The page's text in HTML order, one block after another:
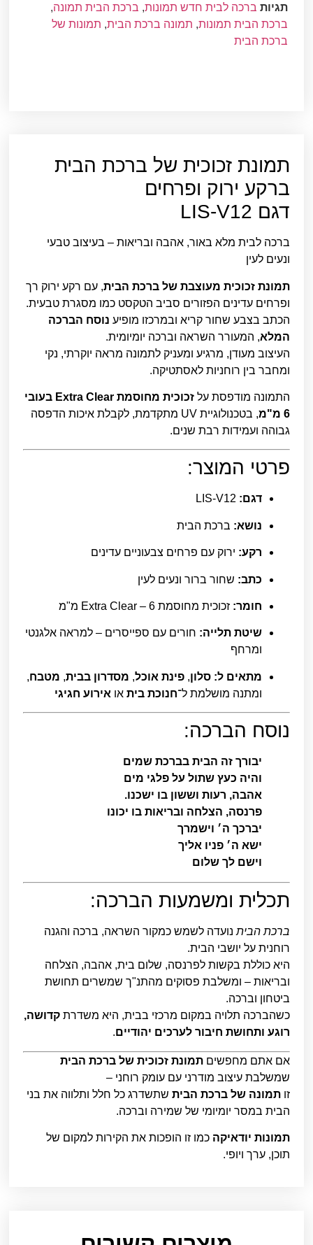
תגיות ברכה לבית חדש תמונות, ברכת הבית תמונה,
ברכת הבית תמונות, תמונה ברכת הבית, תמונות של
ברכת הבית
תמונת זכוכית של ברכת הבית
ברקע ירוק ופרחים
דגם LIS-V12
ברכה לבית מלא באור, אהבה ובריאות – בעיצוב טבעי
ונעים לעין
תמונת זכוכית מעוצבת של ברכת הבית, עם רקע ירוק רך
ופרחים עדינים הפזורים סביב הטקסט כמו מסגרת טבעית.
הכתב בצבע שחור קריא ובמרכזו מופיע נוסח הברכה
המלא, המעורר השראה וברכה יומיומית.
העיצוב מעודן, מרגיע ומעניק לתמונה מראה יוקרתי, נקי
ומחבר בין רוחניות לאסתטיקה.
התמונה מודפסת על
זכוכית מחוסמת Extra Clear בעובי
6 מ"מ
, בטכנולוגיית UV מתקדמת, לקבלת איכות הדפסה
גבוהה ועמידות רבת שנים.
פרטי המוצר:
דגם: LIS-V12
נושא: ברכת הבית
רקע: ירוק עם פרחים צבעוניים עדינים
כתב: שחור ברור ונעים לעין
חומר: זכוכית מחוסמת Extra Clear – 6 מ"מ
שיטת תלייה: חורים עם ספייסרים – למראה אלגנטי
ומרחף
מתאים ל: סלון,פינת אוכל, מסדרון בבית, מטבח,
ומתנה מושלמת ל־חנוכת בית או אירוע חגיגי
נוסח הברכה:
יבורך זה הבית בברכת שמים
והיה כעץ שתול על פלגי מים
אהבה, רעות וששון בו ישכנו.
פרנסה, הצלחה ובריאות בו יכונו
יברכך ה׳ וישמרך
ישא ה׳ פניו אליך
וישם לך שלום
תכלית ומשמעות הברכה:
ברכת הבית נועדה לשמש כמקור השראה, ברכה והגנה
רוחנית על יושבי הבית.
היא כוללת בקשות לפרנסה, שלום בית, אהבה, הצלחה
ובריאות – ומשלבת פסוקים מהתנ"ך שמשרים תחושת
ביטחון וברכה.
כשהברכה תלויה במקום מרכזי בבית, היא משדרתקדושה,
רוגע ותחושת חיבור לערכים יהודיים.
אם אתם מחפשיםתמונת זכוכית של ברכת הבית
שמשלבת עיצוב מודרני עם עומק רוחני –
זותמונה של ברכת הבית שתשדרג כל חלל ותלווה את בני
הבית במסר יומיומי של שמירה וברכה.
תמונות יודאיקה כמו זו הופכות את הקירות למקום של
תוכן, ערך ויופי.